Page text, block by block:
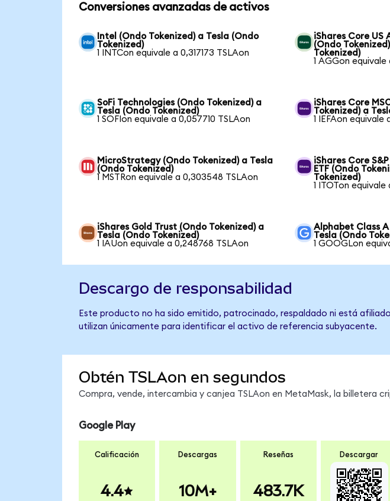
Conversiones avanzadas de activos
Intel (Ondo Tokenized) a Tesla (Ondo
Tokenized)
1 INTCon equivale a 0,317173 TSLAon
iShares Core US
(Ondo
Tokenized)
1 AGGon equivale
SoFi Technologies (Ondo Tokenized) a
Tesla (Ondo Tokenized)
1 SOFIon equivale a 0,057710 TSLAon
iShares Core
Tokenized) a
1 IEFAon equivale
MicroStrategy (Ondo Tokenized) a Tesla
(Ondo Tokenized)
1 MSTRon equivale a 0,303548 TSLAon
iShares Core
ETF (Ondo
Tokenized)
1 ITOTon equivale
iShares Gold Trust (Ondo Tokenized) a
Tesla (Ondo Tokenized)
1 IAUon equivale a 0,248768 TSLAon
Alphabet Class
Tesla (Ondo
1 GOOGLon
Descargo de responsabilidad
Este producto no ha sido emitido, patrocinado, respaldado ni está
utilizan únicamente para identificar el activo de referencia subyacente.
Obtén TSLAon en segundos
Compra, vende, intercambia y canjea TSLAon en MetaMask, la billetera
Google Play
Calificación
4.4
Descargas
10M+
Reseñas
483.7K
Descargar